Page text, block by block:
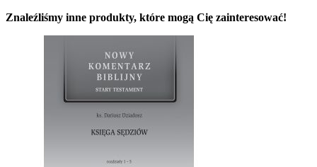
Znaleźliśmy inne produkty, które mogą Cię zainteresować!